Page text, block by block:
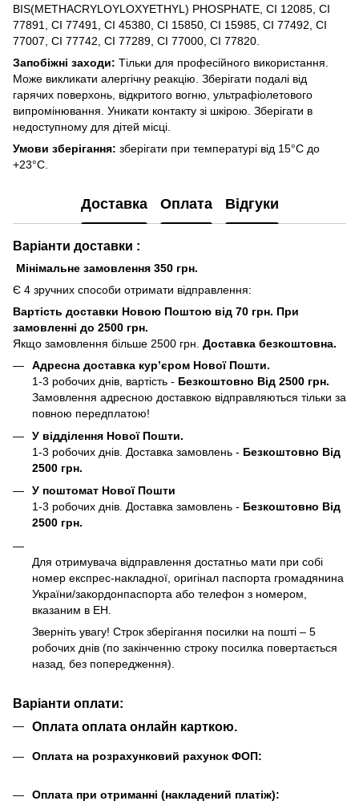
BIS(METHACRYLOYLOXYETHYL) PHOSPHATE, CI 12085, CI
77891, CI 77491, CI 45380, CI 15850, CI 15985, CI 77492, CI
77007, CI 77742, CI 77289, CI 77000, CI 77820.
Запобіжні заходи: Тільки для професійного використання.
Може викликати алергічну реакцію. Зберігати подалі від
гарячих поверхонь, відкритого вогню, ультрафіолетового
випромінювання. Уникати контакту зі шкірою. Зберігати в
недоступному для дітей місці.
Умови зберігання: зберігати при температурі від 15°C до
+23°C.
Доставка Оплата Відгуки
Варіанти доставки :
Мінімальне замовлення 350 грн.
Є 4 зручних способи отримати відправлення:
Вартість доставки Новою Поштою від 70 грн. При
замовленні до 2500 грн.
Якщо замовлення більше 2500 грн. Доставка безкоштовна.
Адресна доставка кур’єром Нової Пошти.
1-3 робочих днів, вартість - Безкоштовно Від 2500 грн.
Замовлення адресною доставкою відправляються тільки за
повною передплатою!
У відділення Нової Пошти.
1-3 робочих днів. Доставка замовлень - Безкоштовно Від
2500 грн.
У поштомат Нової Пошти
1-3 робочих днів. Доставка замовлень - Безкоштовно Від
2500 грн.
Для отримувача відправлення достатньо мати при собі
номер експрес-накладної, оригінал паспорта громадянина
України/закордонпаспорта або телефон з номером,
вказаним в ЕН.
Зверніть увагу! Строк зберігання посилки на пошті – 5
робочих днів (по закінченню строку посилка повертається
назад, без попередження).
Варіанти оплати:
Оплата оплата онлайн карткою.
Оплата на розрахунковий рахунок ФОП:
Оплата при отриманні (накладений платіж):